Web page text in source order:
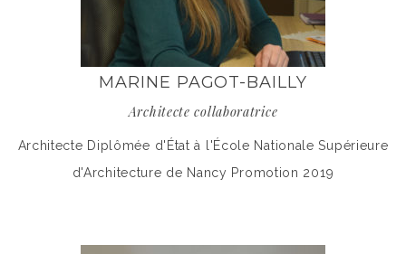
MARINE PAGOT-BAILLY
Architecte collaboratrice
Architecte Diplômée d'État à l'École Nationale Supérieure
d'Architecture de Nancy Promotion 2019